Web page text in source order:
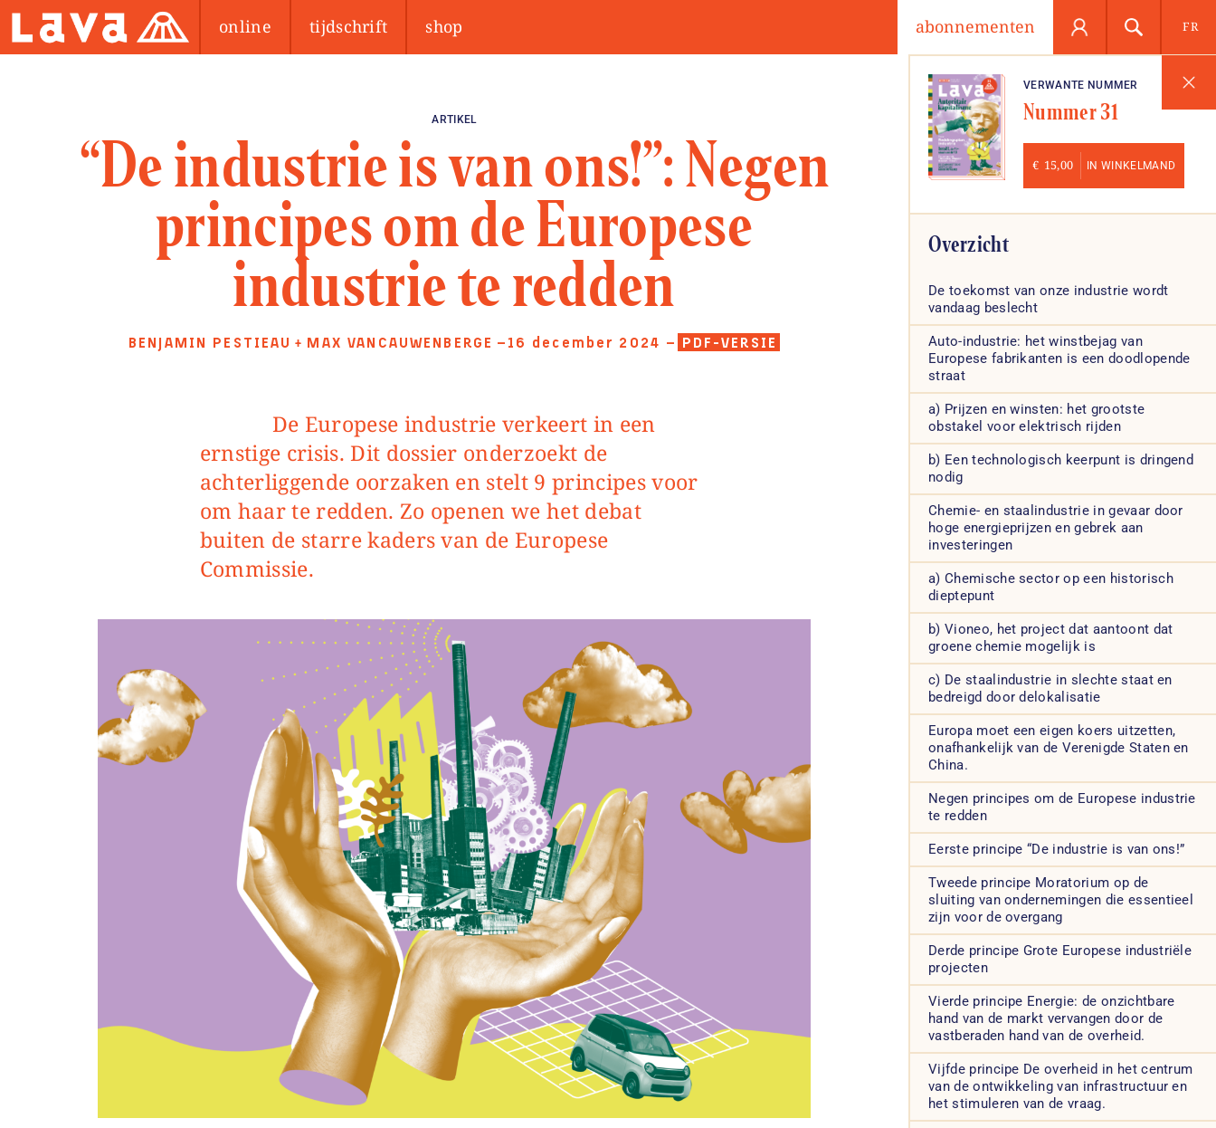
FR
online tijdschrift shop abonnementen
ARTIKEL
“De industrie is van ons!”: Negen
principes om de Europese
industrie te redden
BENJAMIN PESTIEAU + MAX VANCAUWENBERGE —16 december 2024 — PDF-VERSIE
De Europese industrie verkeert in een
ernstige crisis. Dit dossier onderzoekt de
achterliggende oorzaken en stelt 9 principes voor
om haar te redden. Zo openen we het debat
buiten de starre kaders van de Europese
Commissie.
VERWANTE NUMMER
Nummer 31
€ 15,00 IN WINKELMAND
Overzicht
De toekomst van onze industrie wordt
vandaag beslecht
Auto-industrie: het winstbejag van
Europese fabrikanten is een doodlopende
straat
a) Prijzen en winsten: het grootste
obstakel voor elektrisch rijden
b) Een technologisch keerpunt is dringend
nodig
Chemie- en staalindustrie in gevaar door
hoge energieprijzen en gebrek aan
investeringen
a) Chemische sector op een historisch
dieptepunt
b) Vioneo, het project dat aantoont dat
groene chemie mogelijk is
c) De staalindustrie in slechte staat en
bedreigd door delokalisatie
Europa moet een eigen koers uitzetten,
onafhankelijk van de Verenigde Staten en
China.
Negen principes om de Europese industrie
te redden
Eerste principe “De industrie is van ons!”
Tweede principe Moratorium op de
sluiting van ondernemingen die essentieel
zijn voor de overgang
Derde principe Grote Europese industriële
projecten
Vierde principe Energie: de onzichtbare
hand van de markt vervangen door de
vastberaden hand van de overheid.
Vijfde principe De overheid in het centrum
van de ontwikkeling van infrastructuur en
het stimuleren van de vraag.